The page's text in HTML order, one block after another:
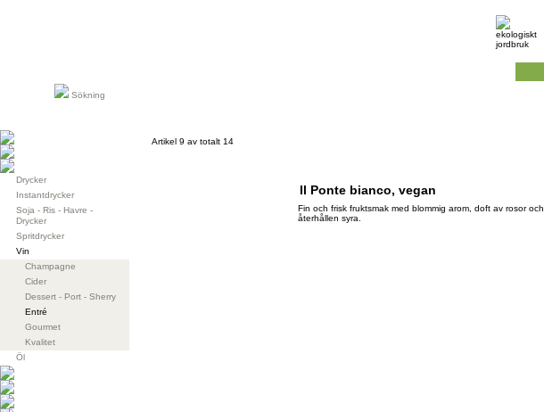
Sökning
Drycker
Instantdrycker
Soja - Ris - Havre -
Drycker
Spritdrycker
Vin
Champagne
Cider
Dessert - Port - Sherry
Entré
Gourmet
Kvalitet
Öl
Artikel 9 av totalt 14
Il Ponte bianco, vegan
Fin och frisk fruktsmak med blommig arom, doft av rosor och
återhållen syra.